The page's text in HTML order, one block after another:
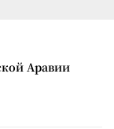
Аравии